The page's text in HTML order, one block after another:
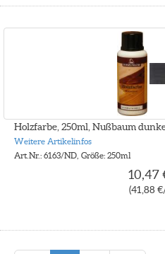
Holzfarbe, 250ml, Nußbaum
Weitere Artikelinfos
Art.Nr.: 6163/ND, Größe: 250ml
10,47
(41,88